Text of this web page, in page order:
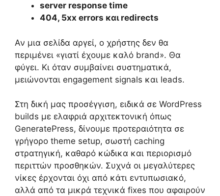
server response time
404, 5xx errors και redirects
Αν μια σελίδα αργεί, ο χρήστης δεν θα
περιμένει «γιατί έχουμε καλό brand». Θα
φύγει. Κι όταν συμβαίνει συστηματικά,
μειώνονται engagement signals και leads.
Στη δική μας προσέγγιση, ειδικά σε WordPress
builds με ελαφριά αρχιτεκτονική όπως
GeneratePress, δίνουμε προτεραιότητα σε
γρήγορο theme setup, σωστή caching
στρατηγική, καθαρό κώδικα και περιορισμό
περιττών προσθηκών. Συχνά οι μεγαλύτερες
νίκες έρχονται όχι από κάτι εντυπωσιακό,
αλλά από τα μικρά τεχνικά fixes που αφαιρούν